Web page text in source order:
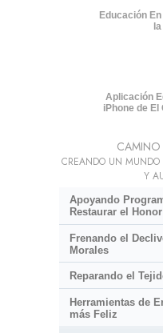
Educación
Aplicación
iPhone de El
CAMINO
CREANDO UN
Y
Apoyando
Restaurar el
Frenando el
Morales
Reparando el
Herramientas de
más Feliz